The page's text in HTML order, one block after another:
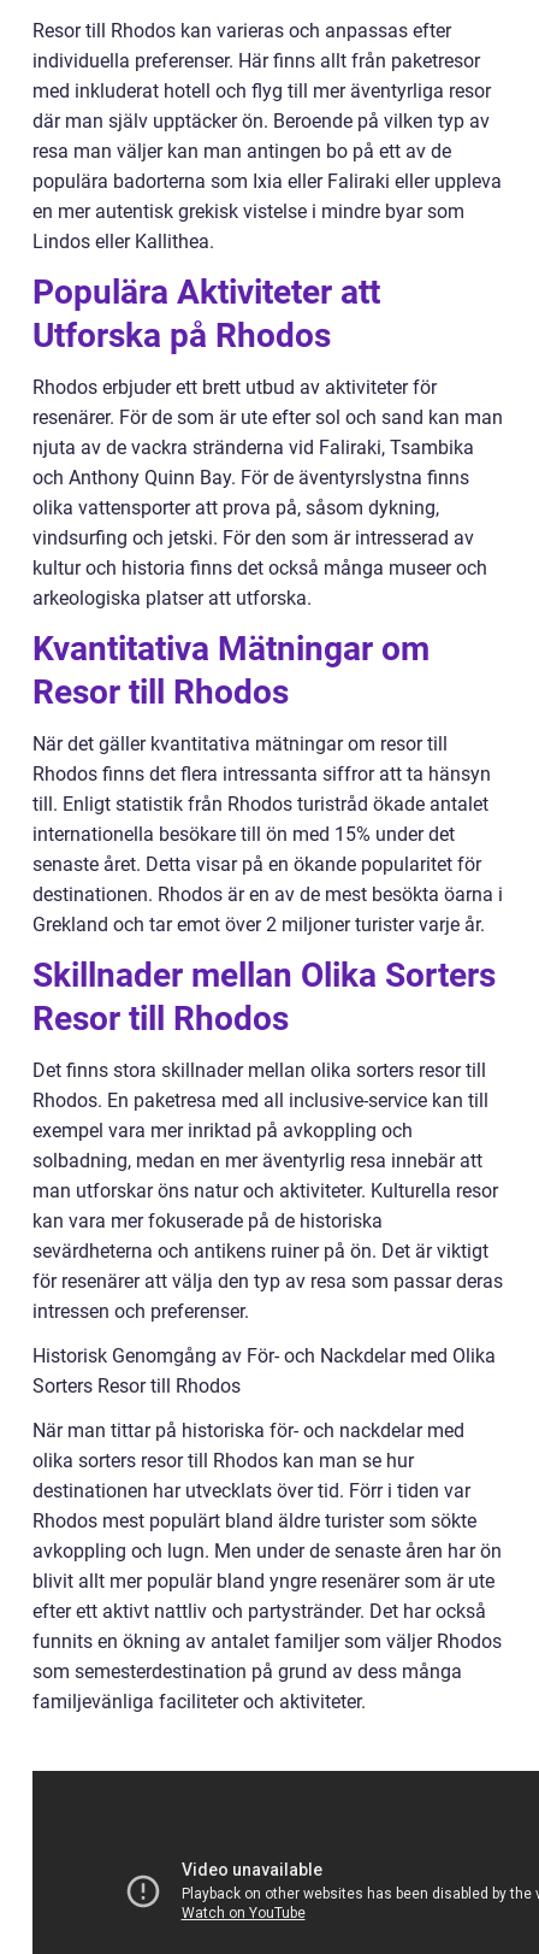
Resor till Rhodos kan varieras och anpassas efter
individuella preferenser. Här finns allt från paketresor
med inkluderat hotell och flyg till mer äventyrliga resor
där man själv upptäcker ön. Beroende på vilken typ av
resa man väljer kan man antingen bo på ett av de
populära badorterna som Ixia eller Faliraki eller uppleva
en mer autentisk grekisk vistelse i mindre byar som
Lindos eller Kallithea.
Populära Aktiviteter att
Utforska på Rhodos
Rhodos erbjuder ett brett utbud av aktiviteter för
resenärer. För de som är ute efter sol och sand kan man
njuta av de vackra stränderna vid Faliraki, Tsambika
och Anthony Quinn Bay. För de äventyrslystna finns
olika vattensporter att prova på, såsom dykning,
vindsurfing och jetski. För den som är intresserad av
kultur och historia finns det också många museer och
arkeologiska platser att utforska.
Kvantitativa Mätningar om
Resor till Rhodos
När det gäller kvantitativa mätningar om resor till
Rhodos finns det flera intressanta siffror att ta hänsyn
till. Enligt statistik från Rhodos turistråd ökade antalet
internationella besökare till ön med 15% under det
senaste året. Detta visar på en ökande popularitet för
destinationen. Rhodos är en av de mest besökta öarna i
Grekland och tar emot över 2 miljoner turister varje år.
Skillnader mellan Olika Sorters
Resor till Rhodos
Det finns stora skillnader mellan olika sorters resor till
Rhodos. En paketresa med all inclusive-service kan till
exempel vara mer inriktad på avkoppling och
solbadning, medan en mer äventyrlig resa innebär att
man utforskar öns natur och aktiviteter. Kulturella resor
kan vara mer fokuserade på de historiska
sevärdheterna och antikens ruiner på ön. Det är viktigt
för resenärer att välja den typ av resa som passar deras
intressen och preferenser.
Historisk Genomgång av För- och Nackdelar med Olika
Sorters Resor till Rhodos
När man tittar på historiska för- och nackdelar med
olika sorters resor till Rhodos kan man se hur
destinationen har utvecklats över tid. Förr i tiden var
Rhodos mest populärt bland äldre turister som sökte
avkoppling och lugn. Men under de senaste åren har ön
blivit allt mer populär bland yngre resenärer som är ute
efter ett aktivt nattliv och partystränder. Det har också
funnits en ökning av antalet familjer som väljer Rhodos
som semesterdestination på grund av dess många
familjevänliga faciliteter och aktiviteter.